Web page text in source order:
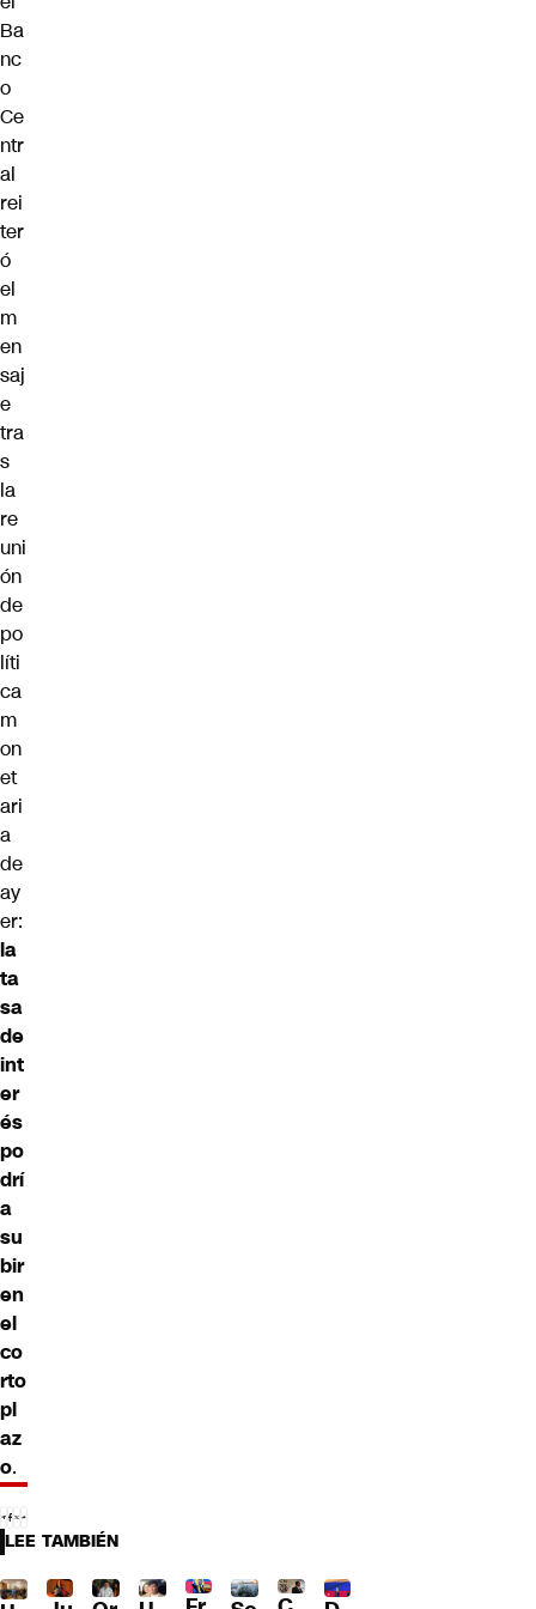
Ba
nc
o
Ce
ntr
al
rei
ter
ó
el
m
en
saj
e
tra
s
la
re
uni
ón
de
po
líti
ca
m
on
et
ari
a
de
ay
er:
la
ta
sa
de
int
er
és
po
drí
a
su
bir
en
el
co
rto
pl
az
o.
LEE TAMBIÉN